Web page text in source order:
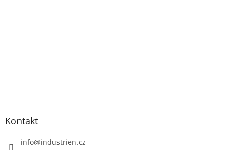
Z
Kontakt
info@industrien.cz